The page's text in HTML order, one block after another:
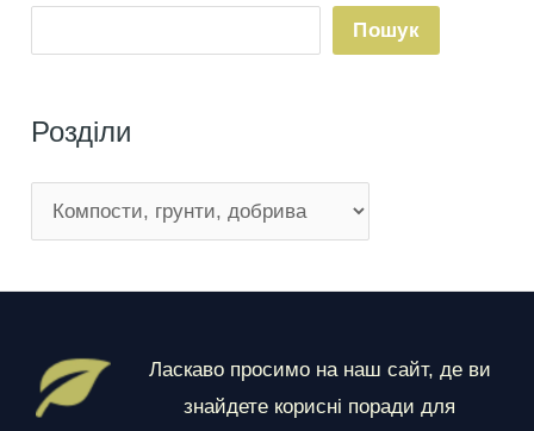
Пошук
Розділи
о
л
Ласкаво просимо на наш сайт, де ви
знайдете корисні поради для